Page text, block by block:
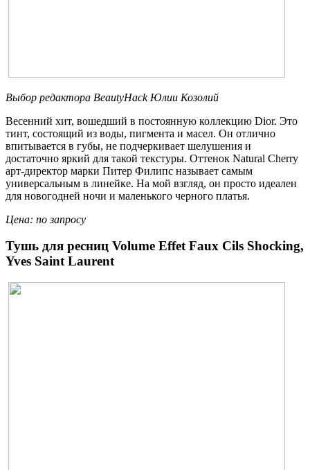
Выбор редактора BeautyHack Юлии Козолий
Весенний хит, вошедший в постоянную коллекцию Dior. Это
тинт, состоящий из воды, пигмента и масел. Он отлично
впитывается в губы, не подчеркивает шелушения и
достаточно яркий для такой текстуры. Оттенок Natural Cherry
арт-директор марки Питер Филипс называет самым
универсальным в линейке. На мой взгляд, он просто идеален
для новогодней ночи и маленького черного платья.
Цена: по запросу
Тушь для ресниц Volume Effet Faux Cils Shocking,
Yves Saint Laurent